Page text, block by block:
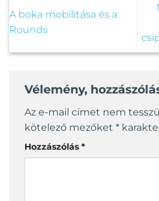
A boka mobilitása és a
Rounds
Vélemény,
Az e-mail címet nem
kötelező mezőket *
Hozzászólás *